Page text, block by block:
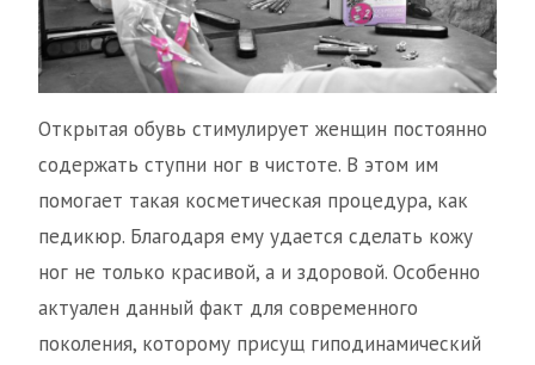
Открытая обувь стимулирует женщин постоянно
содержать ступни ног в чистоте. В этом им
помогает такая косметическая процедура, как
педикюр. Благодаря ему удается сделать кожу
ног не только красивой, а и здоровой. Особенно
актуален данный факт для современного
поколения, которому присущ гиподинамический